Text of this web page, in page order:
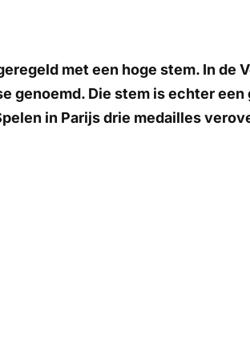
met een hoge stem. In de
genoemd. Die stem is echter een
in Parijs drie medailles